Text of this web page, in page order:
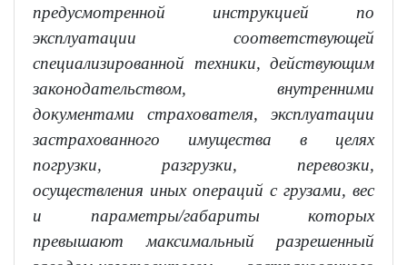
предусмотренной инструкцией по
эксплуатации соответствующей
специализированной техники, действующим
законодательством, внутренними
документами страхователя, эксплуатации
застрахованного имущества в целях
погрузки, разгрузки, перевозки,
осуществления иных операций с грузами, вес
и параметры/габариты которых
превышают максимальный разрешенный